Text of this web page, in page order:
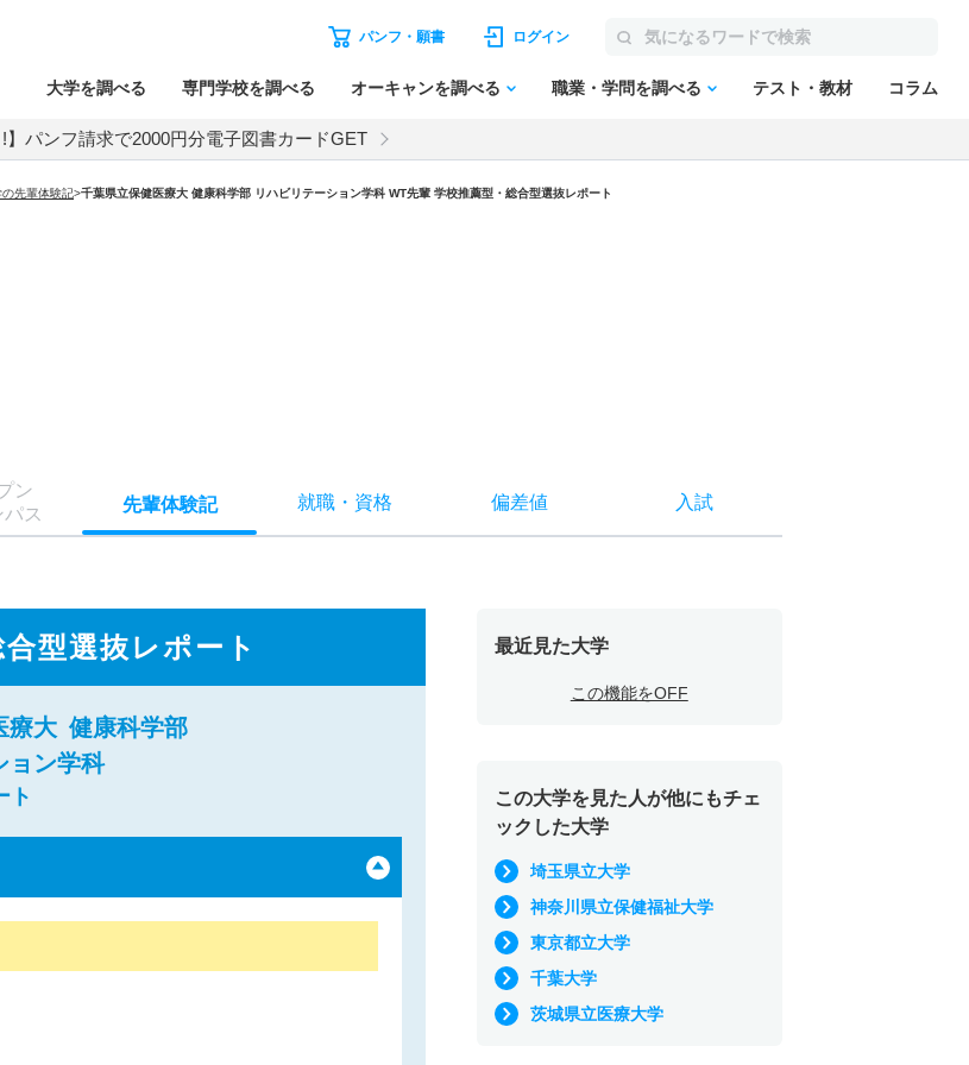
パンフ・願書 ログイン
大学を調べる 専門学校を調べる オーキャンを調べる 職業・学問を調べる テスト・教材 コラム
!】パンフ請求で2000円分電子図書カードGET
先輩体験記>千葉県立保健医療大 健康科学部 リハビリテーション学科 WT先輩 学校推薦型・総合型選抜レポート
ン
パス 先輩体験記 就職・ 資格 偏差値 入試
型選抜レポート
療大 健康科学部
ョン学科
ト
最近見た大学
この機能をOFF
この大学を見た人が他にもチェ
ックした大学
埼玉県立大学
神奈川県立保健福祉大学
東京都立大学
千葉大学
茨城県立医療大学